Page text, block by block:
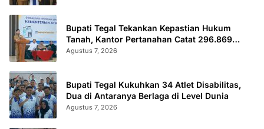
Bupati Tegal Tekankan Kepastian Hukum
Tanah, Kantor Pertanahan Catat 296.869
Sertifikat Terbit
Agustus 7, 2026
Bupati Tegal Kukuhkan 34 Atlet Disabilitas,
Dua di Antaranya Berlaga di Level Dunia
Agustus 7, 2026